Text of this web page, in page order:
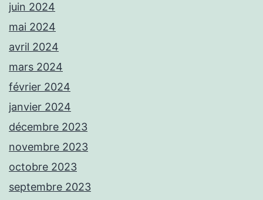
juin 2024
mai 2024
avril 2024
mars 2024
février 2024
janvier 2024
décembre 2023
novembre 2023
octobre 2023
septembre 2023